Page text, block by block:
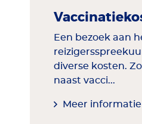
Een bezoek aan
diverse kosten.
naast vacci...
Meer informatie